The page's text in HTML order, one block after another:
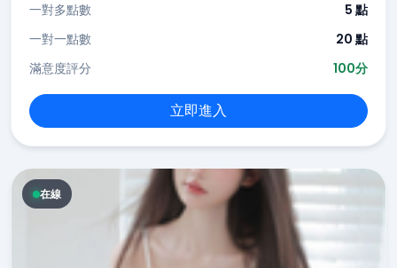
一對多點數
5 點
一對一點數
20 點
滿意度評分
100分
立即進入
在線